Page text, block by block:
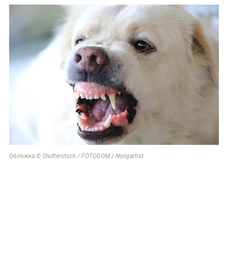
Обложка © Shutterstock / FOTODOM / Nongartist